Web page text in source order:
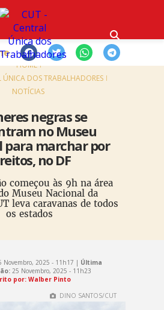
HOME
ÚNICA DOS TRABALHADORES
NOTÍCIAS
negras se
no Museu
para marchar por
no DF
começou às 9h na área
Museu Nacional da
leva caravanas de todos
os estados
Novembro, 2025 - 11h17 | Última
25 Novembro, 2025 - 11h23
por: Walber Pinto
DINO SANTOS/CUT